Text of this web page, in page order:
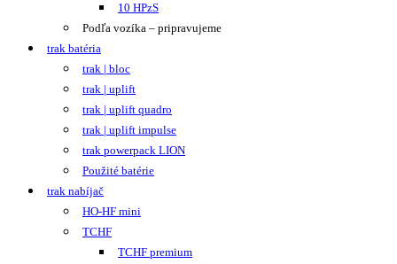
10 HPzS
Podľa vozíka – pripravujeme
trak batéria
trak | bloc
trak | uplift
trak | uplift quadro
trak | uplift impulse
trak powerpack LION
Použité batérie
trak nabíjač
HO-HF mini
TCHF
TCHF premium